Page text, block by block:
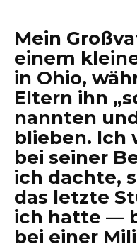
Mein
einem
in Ohio,
Eltern ihn
nannten
blieben. Ich
bei seiner
ich dachte,
das letzte
ich hatte —
bei einer